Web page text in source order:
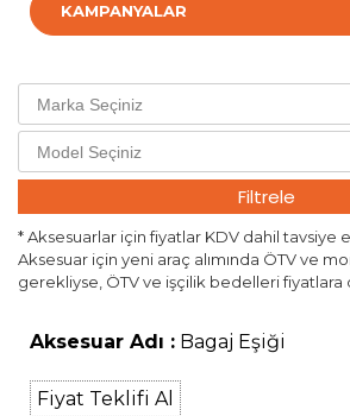
KAMPANYALAR
Filtrele
* Aksesuarlar için fiyatlar KDV dahil tavsiye
Aksesuar için yeni araç alımında ÖTV ve
gerekliyse, ÖTV ve işçilik bedelleri fiyatlara
Aksesuar Adı : Bagaj Eşiği
Fiyat Teklifi Al